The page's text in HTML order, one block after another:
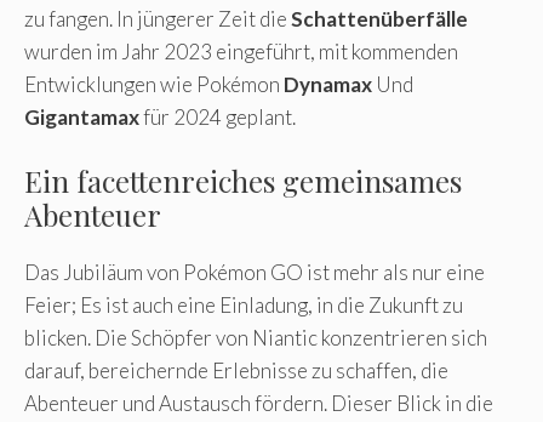
zu fangen. In jüngerer Zeit dieSchattenüberfälle
wurden im Jahr 2023 eingeführt, mit kommenden
Entwicklungen wie Pokémon Dynamax Und
Gigantamaxfür 2024 geplant.
Ein facettenreiches gemeinsames
Abenteuer
Das Jubiläum von Pokémon GO ist mehr als nur eine
Feier; Es ist auch eine Einladung, in die Zukunft zu
blicken. Die Schöpfer von Niantic konzentrieren sich
darauf, bereichernde Erlebnisse zu schaffen, die
Abenteuer und Austausch fördern. Dieser Blick in die